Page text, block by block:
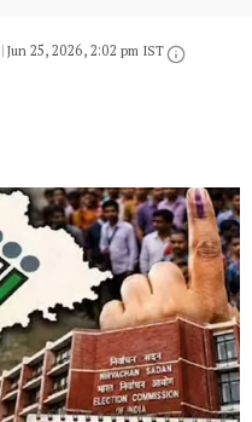
|Jun 25, 2026, 2:02 pm IST